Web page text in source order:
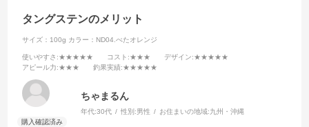
タングステンのメリット
サイズ：100g カラー：ND04.べたオレンジ
使いやすさ :★★★★★ コスト :★★★ デザイン:★★★★★
アピール力:★★★ 釣果実績:★★★★★
ちゃまるん
年代:30代 性別:男性 お住まいの地域:九州・沖縄